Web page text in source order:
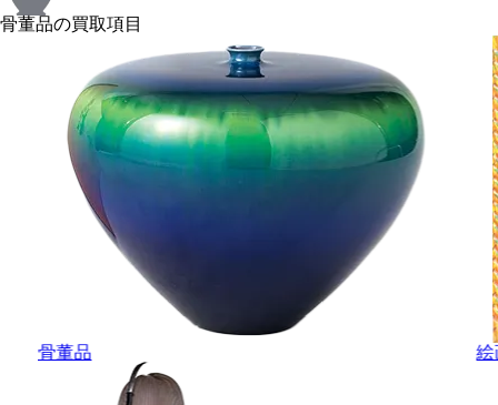
骨董品の買取項目
骨董品 絵